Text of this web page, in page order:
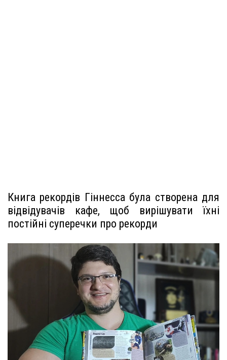
Книга рекордів Гіннесса була створена для
відвідувачів кафе, щоб вирішувати їхні
постійні суперечки про рекорди